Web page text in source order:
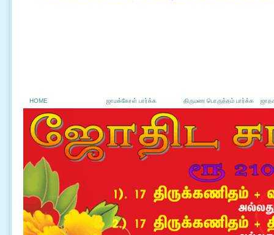
HOME ஜாமக்கோள் பார்க்க திருமண பொருத்தம் பார்க்க